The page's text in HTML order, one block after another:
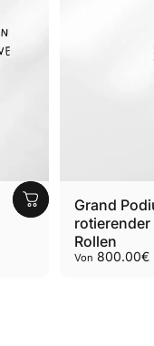
Grand
rotierender
Rollen
Von 800.00€